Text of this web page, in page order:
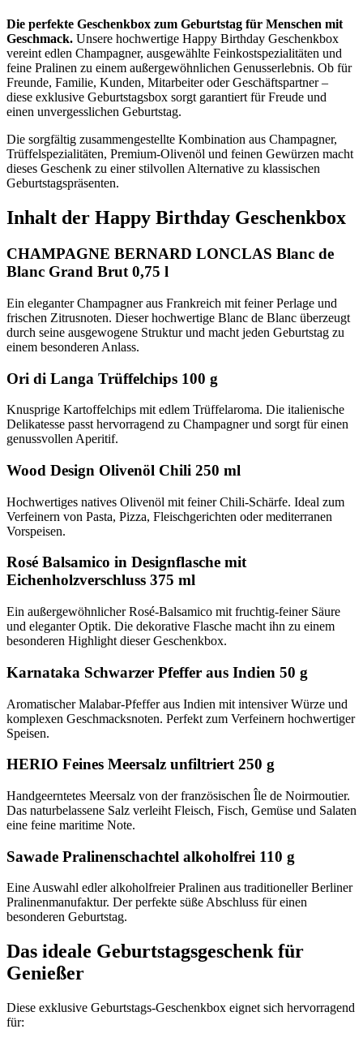
Die perfekte Geschenkbox zum Geburtstag für Menschen mit
Geschmack. Unsere hochwertige Happy Birthday Geschenkbox
vereint edlen Champagner, ausgewählte Feinkostspezialitäten und
feine Pralinen zu einem außergewöhnlichen Genusserlebnis. Ob für
Freunde, Familie, Kunden, Mitarbeiter oder Geschäftspartner –
diese exklusive Geburtstagsbox sorgt garantiert für Freude und
einen unvergesslichen Geburtstag.
Die sorgfältig zusammengestellte Kombination aus Champagner,
Trüffelspezialitäten, Premium-Olivenöl und feinen Gewürzen macht
dieses Geschenk zu einer stilvollen Alternative zu klassischen
Geburtstagspräsenten.
Inhalt der Happy Birthday Geschenkbox
CHAMPAGNE BERNARD LONCLAS Blanc de
Blanc Grand Brut 0,75 l
Ein eleganter Champagner aus Frankreich mit feiner Perlage und
frischen Zitrusnoten. Dieser hochwertige Blanc de Blanc überzeugt
durch seine ausgewogene Struktur und macht jeden Geburtstag zu
einem besonderen Anlass.
Ori di Langa Trüffelchips 100 g
Knusprige Kartoffelchips mit edlem Trüffelaroma. Die italienische
Delikatesse passt hervorragend zu Champagner und sorgt für einen
genussvollen Aperitif.
Wood Design Olivenöl Chili 250 ml
Hochwertiges natives Olivenöl mit feiner Chili-Schärfe. Ideal zum
Verfeinern von Pasta, Pizza, Fleischgerichten oder mediterranen
Vorspeisen.
Rosé Balsamico in Designflasche mit
Eichenholzverschluss 375 ml
Ein außergewöhnlicher Rosé-Balsamico mit fruchtig-feiner Säure
und eleganter Optik. Die dekorative Flasche macht ihn zu einem
besonderen Highlight dieser Geschenkbox.
Karnataka Schwarzer Pfeffer aus Indien 50 g
Aromatischer Malabar-Pfeffer aus Indien mit intensiver Würze und
komplexen Geschmacksnoten. Perfekt zum Verfeinern hochwertiger
Speisen.
HERIO Feines Meersalz unfiltriert 250 g
Handgeerntetes Meersalz von der französischen Île de Noirmoutier.
Das naturbelassene Salz verleiht Fleisch, Fisch, Gemüse und Salaten
eine feine maritime Note.
Sawade Pralinenschachtel alkoholfrei 110 g
Eine Auswahl edler alkoholfreier Pralinen aus traditioneller Berliner
Pralinenmanufaktur. Der perfekte süße Abschluss für einen
besonderen Geburtstag.
Das ideale Geburtstagsgeschenk für
Genießer
Diese exklusive Geburtstags-Geschenkbox eignet sich hervorragend
für: